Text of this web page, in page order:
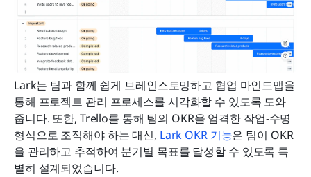
Lark는 팀과 함께 쉽게 브레인스토밍하고 협업 마인드맵을
통해 프로젝트 관리 프로세스를 시각화할 수 있도록 도와
줍니다. 또한, Trello를 통해 팀의 OKR을 엄격한 작업-수명
형식으로 조직해야 하는 대신, Lark OKR 기능은 팀이 OKR
을 관리하고 추적하여 분기별 목표를 달성할 수 있도록 특
별히 설계되었습니다.